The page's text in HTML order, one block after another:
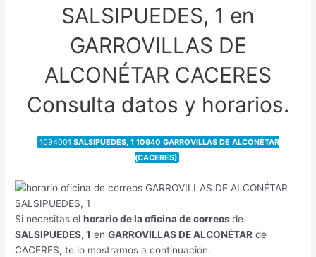
SALSIPUEDES, 1 en
GARROVILLAS DE
ALCONÉTAR CACERES
Consulta datos y horarios.
1094001 SALSIPUEDES, 1 10940 GARROVILLAS DE ALCONÉTAR
(CACERES)
Si necesitas elhorario de la oficina de correosde
SALSIPUEDES, 1 enGARROVILLAS DE ALCONÉTAR de
CACERES, te lo mostramos a continuación.